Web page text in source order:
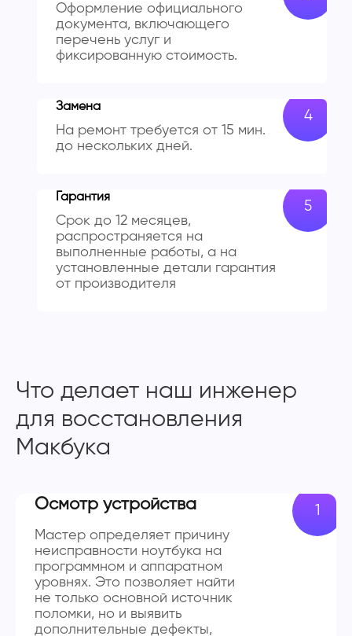
Оформление официального
документа, включающего
перечень услуг и
фиксированную стоимость.
Замена
На ремонт требуется от 15 мин.
до нескольких дней.
Гарантия
Срок до 12 месяцев,
распространяется на
выполненные работы, а на
установленные детали гарантия
от производителя
Что делает наш инженер
для восстановления
Макбука
Осмотр устройства
Мастер определяет причину
неисправности ноутбука на
программном и аппаратном
уровнях. Это позволяет найти
не только основной источник
поломки, но и выявить
дополнительные дефекты,